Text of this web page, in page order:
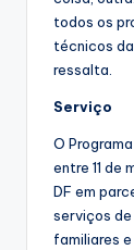
todos os
técnicos
ressalta.
Serviço
O
entre 11 de
DF em
serviços
familiares